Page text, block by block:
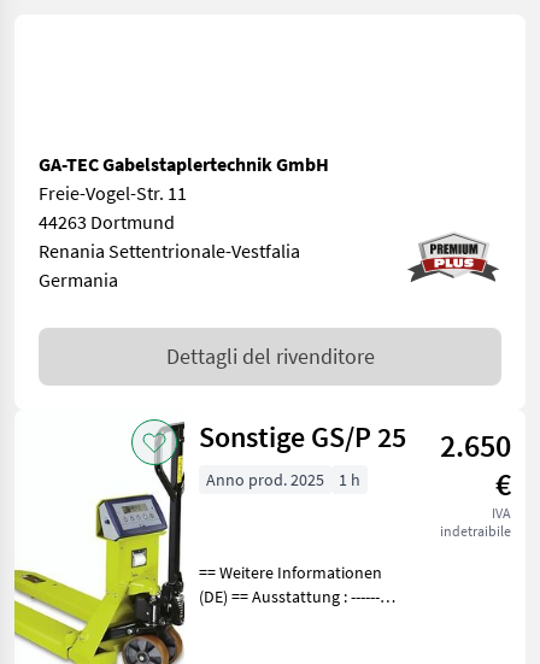
GA-TEC Gabelstaplertechnik GmbH
Freie-Vogel-Str. 11
44263 Dortmund
Renania Settentrionale-Vestfalia
Germania
Dettagli del rivenditore
Sonstige GS/P 25
2.650
€
IVA
indetraibile
Anno prod. 2025 1 h
== Weitere Informationen
(DE) == Ausstattung : ----------